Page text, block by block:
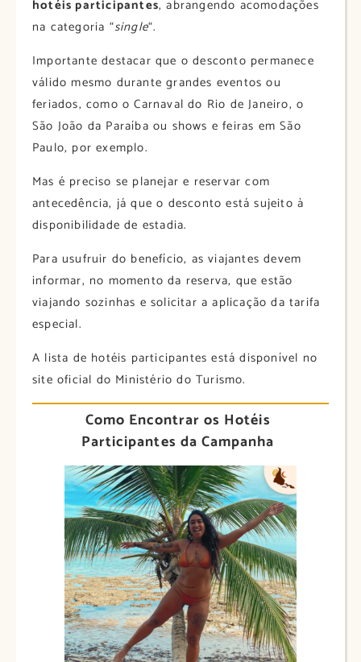
hotéis participantes, abrangendo acomodações
na categoria “single“.
Importante destacar que o desconto permanece
válido mesmo durante grandes eventos ou
feriados, como o Carnaval do Rio de Janeiro, o
São João da Paraíba ou shows e feiras em São
Paulo, por exemplo.
Mas é preciso se planejar e reservar com
antecedência, já que o desconto está sujeito à
disponibilidade de estadia.​
Para usufruir do benefício, as viajantes devem
informar, no momento da reserva, que estão
viajando sozinhas e solicitar a aplicação da tarifa
especial.
A lista de hotéis participantes está disponível no
site oficial do Ministério do Turismo.​
Como Encontrar os Hotéis
Participantes da Campanha